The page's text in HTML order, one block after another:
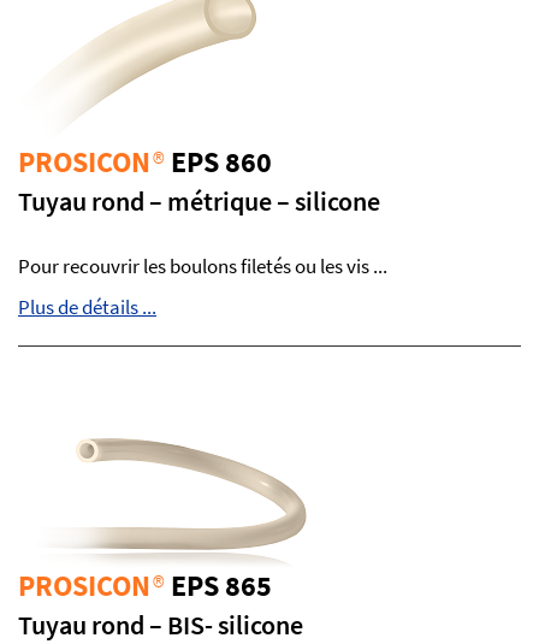
PROSICON®EPS 860
Tuyau rond – métrique – silicone
Pour recouvrir les boulons filetés ou les vis ...
Plus de détails ...
PROSICON®EPS 865
Tuyau rond – BIS- silicone